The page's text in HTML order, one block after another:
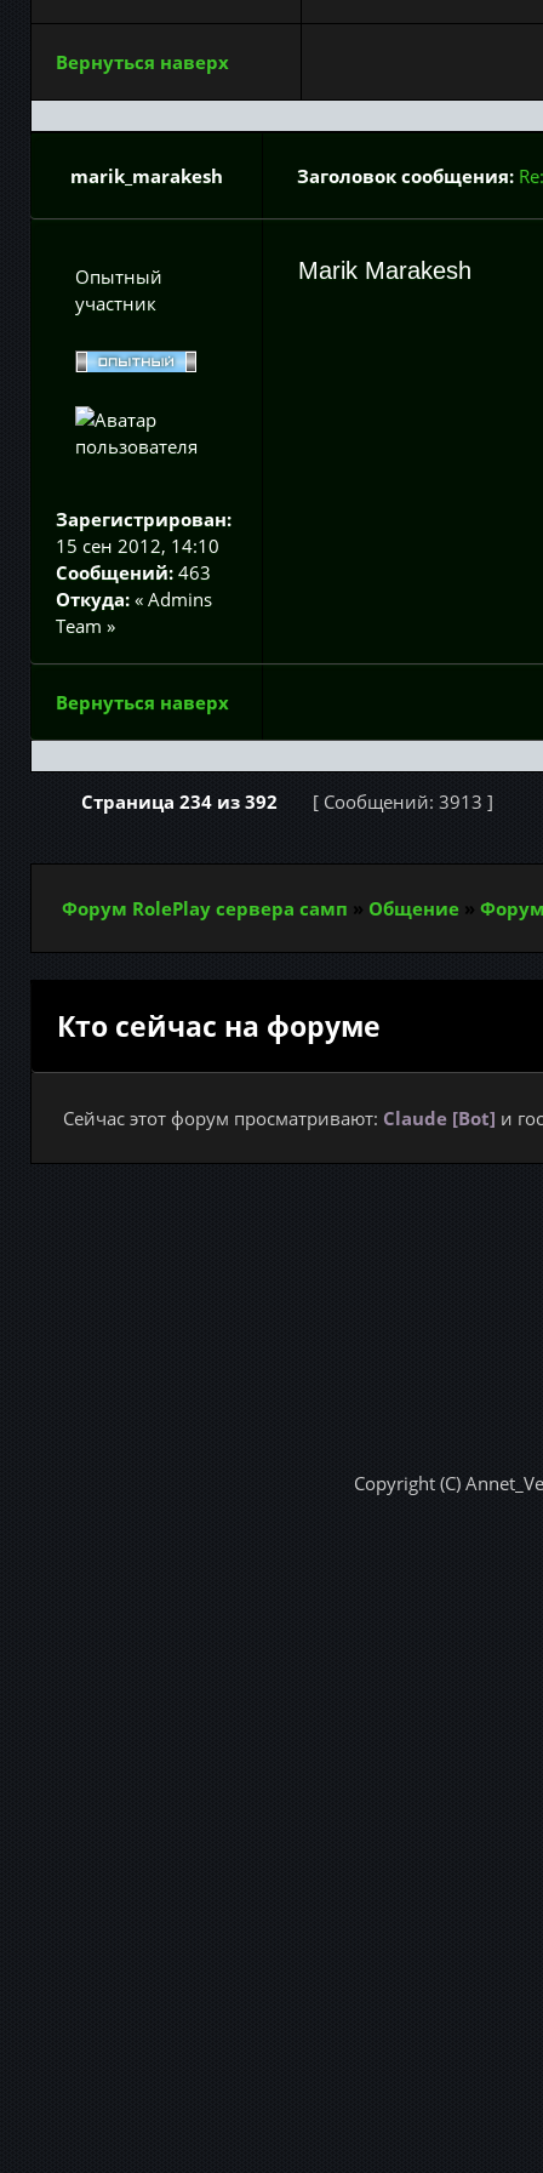
Вернуться наверх
marik_marakesh Заголовок сообщения:
Опытный
участник
Зарегистрирован:
15 сен 2012, 14:10
Сообщений: 463
Откуда: « Admins
Team »
Marik Marakesh
Вернуться наверх
Страница 234 из 392 [ Сообщений: 3913 ]
Форум RolePlay сервера самп » Общение »
Кто сейчас на форуме
Сейчас этот форум просматривают: Claude [Bot] и
Copyright (C)